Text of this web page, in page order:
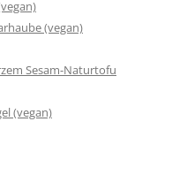
(vegan)
Sesam-Naturtofu
(vegan)